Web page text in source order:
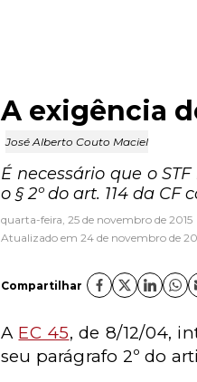
A exigência
José Alberto Couto Maciel
É necessário que o
o § 2º do art. 114 da
quarta-feira, 25 de novembro de 2015
Atualizado em 24 de novembro de
Compartilhar
A EC 45, de 8/12/04,
seu parágrafo 2º do